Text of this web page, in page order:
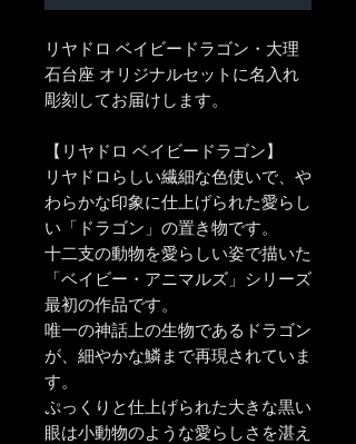
リヤドロ ベイビードラゴン・大理
石台座 オリジナルセットに名入れ
彫刻してお届けします。
【リヤドロ ベイビードラゴン】
リヤドロらしい繊細な色使いで、や
わらかな印象に仕上げられた愛らし
い「ドラゴン」の置き物です。
十二支の動物を愛らしい姿で描いた
「ベイビー・アニマルズ」シリーズ
最初の作品です。
唯一の神話上の生物であるドラゴン
が、細やかな鱗まで再現されていま
す。
ぷっくりと仕上げられた大きな黒い
眼は小動物のような愛らしさを湛え